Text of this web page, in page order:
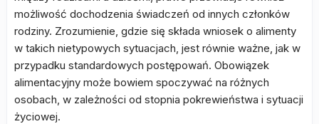
możliwość dochodzenia świadczeń od innych członków
rodziny. Zrozumienie, gdzie się składa wniosek o alimenty
w takich nietypowych sytuacjach, jest równie ważne, jak w
przypadku standardowych postępowań. Obowiązek
alimentacyjny może bowiem spoczywać na różnych
osobach, w zależności od stopnia pokrewieństwa i sytuacji
życiowej.